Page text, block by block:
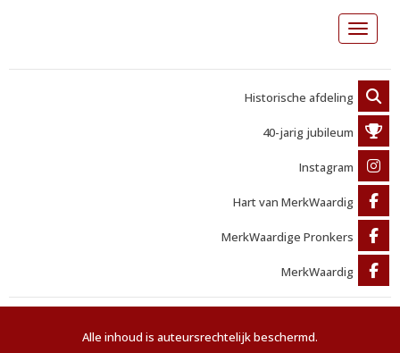
Toggle
Historische afdeling
40-jarig jubileum
Instagram
Hart van MerkWaardig
MerkWaardige Pronkers
MerkWaardig
Alle inhoud is auteursrechtelijk beschermd.